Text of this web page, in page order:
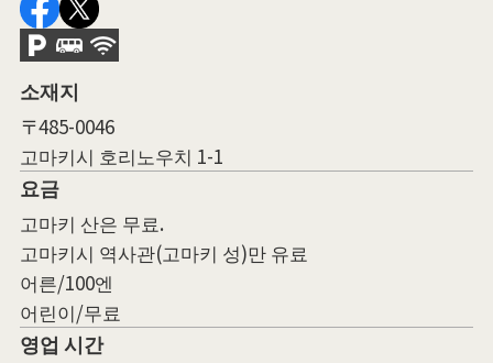
소재지
〒485-0046
고마키시 호리노우치 1-1
요금
고마키 산은 무료.
고마키시 역사관(고마키 성)만 유료
어른/100엔
어린이/무료
영업 시간